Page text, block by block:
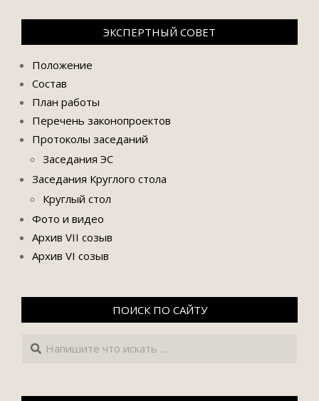
ЭКСПЕРТНЫЙ СОВЕТ
Положение
Состав
План работы
Перечень законопроектов
Протоколы заседаний
Заседания ЭС
Заседания Круглого стола
Круглый стол
Фото и видео
Архив VII созыв
Архив VI созыв
ПОИСК ПО САЙТУ
Поиск